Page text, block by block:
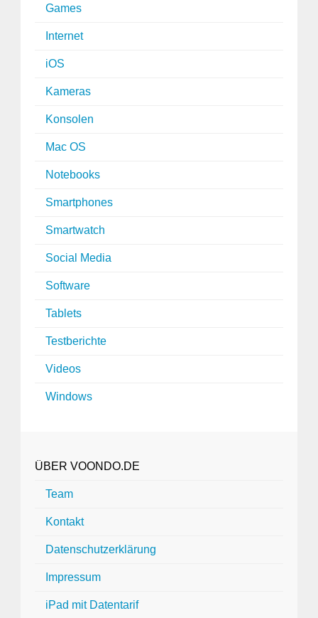
Games
Internet
iOS
Kameras
Konsolen
Mac OS
Notebooks
Smartphones
Smartwatch
Social Media
Software
Tablets
Testberichte
Videos
Windows
ÜBER VOONDO.DE
Team
Kontakt
Datenschutzerklärung
Impressum
iPad mit Datentarif